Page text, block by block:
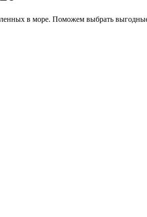
в море. Поможем выбрать